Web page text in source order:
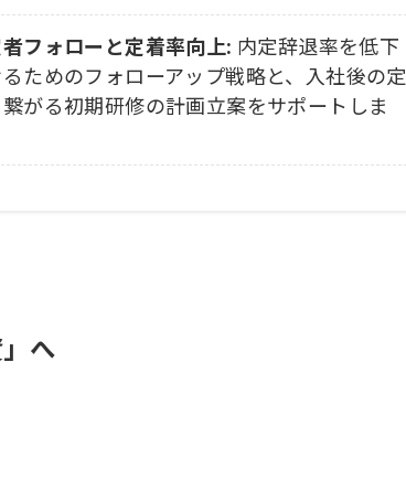
フォローと定着率向上: 内定辞退率を低下
るためのフォローアップ戦略と、入社後の定
がる初期研修の計画立案をサポートしま
へ